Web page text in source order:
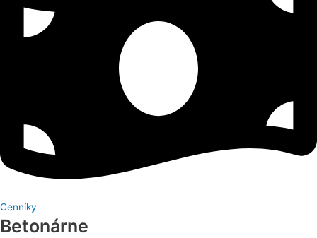
Cenníky
Betonárne